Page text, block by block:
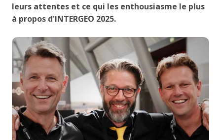
leurs attentes et ce qui les enthousiasme le plus
à propos d'INTERGEO 2025.